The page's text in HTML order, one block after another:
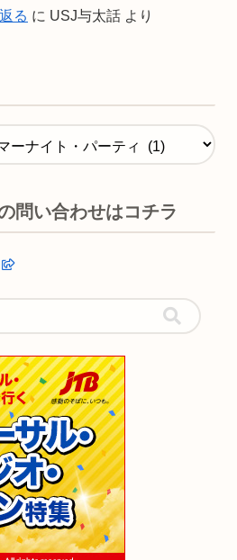
る に USJ与太話 より
問い合わせはコチラ